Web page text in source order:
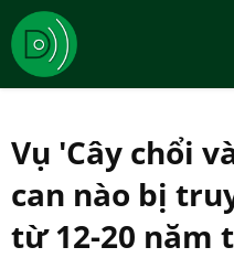
Vụ 'Cây chổi
can nào bị
từ 12-20 năm